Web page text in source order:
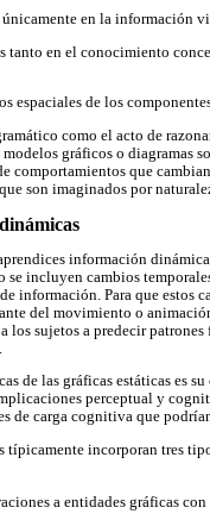
en la información
tanto en el conocimiento
espaciales de los
como el acto de
gráficos o diagramas
comportamientos que
son imaginados por
información
incluyen cambios
información. Para que estos
del movimiento o
los sujetos a predecir
de las gráficas estáticas es
perceptual y
de carga cognitiva que
incorporan tres
a entidades gráficas